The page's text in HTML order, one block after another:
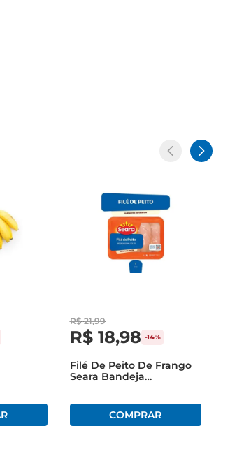
R$ 21,99
R$ 18,98 -14%
Filé De Peito De Frango
Seara Bandeja